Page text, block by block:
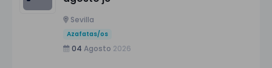
Sevilla
Azafatas/os
04 Agosto 2026